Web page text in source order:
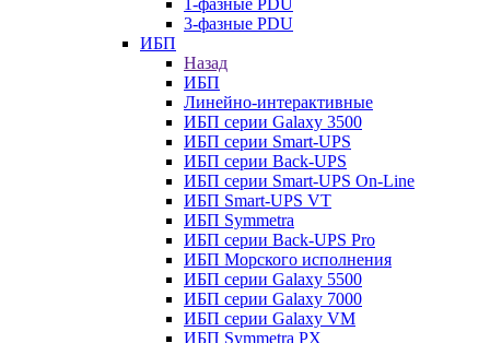
1-фазные PDU
3-фазные PDU
ИБП
Назад
ИБП
Линейно-интерактивные
ИБП серии Galaxy 3500
ИБП серии Smart-UPS
ИБП серии Back-UPS
ИБП серии Smart-UPS On-Line
ИБП Smart-UPS VT
ИБП Symmetra
ИБП серии Back-UPS Pro
ИБП Морского исполнения
ИБП серии Galaxy 5500
ИБП серии Galaxy 7000
ИБП серии Galaxy VM
ИБП Symmetra PX